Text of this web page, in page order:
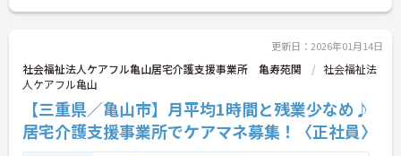
更新日：2026年01月14日
社会福祉法人ケアフル亀山居宅介護支援事業所 亀寿苑関
社会福祉法
人ケアフル亀山
【三重県／亀山市】月平均1時間と残業少なめ♪
居宅介護支援事業所でケアマネ募集！〈正社員〉